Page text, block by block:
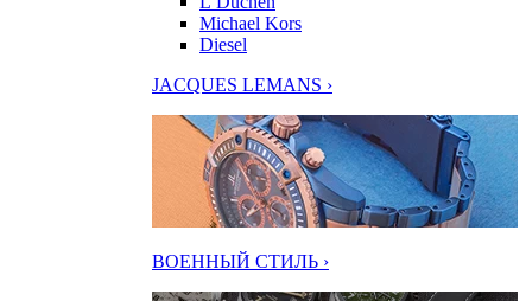
Michael Kors
Diesel
JACQUES LEMANS ›
ВОЕННЫЙ СТИЛЬ ›